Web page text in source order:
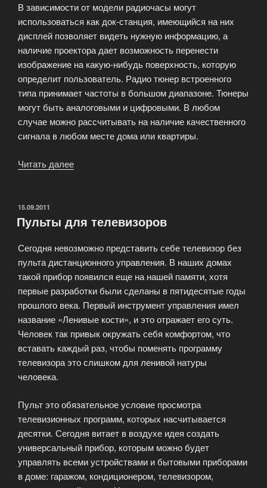
В зависимости от модели радиочасы могут
использоваться как док-станция, имеющийся на них
дисплей позволяет видеть нужную информацию, а
наличие проектора дает возможность перенести
изображение на какую-нибудь поверхность, которую
определит пользователь. Радио тюнер встроенного
типа принимает частоты в большом диапазоне. Тюнеры
могут быть аналоговыми и цифровыми. В любом
случае можно рассчитывать на наличие качественного
сигнала в любом месте дома или квартиры.
Читать далее
ОПУБЛИКОВАНО
15.09.2011
Пульты для телевизоров
Сегодня невозможно представить себе телевизор без
пульта дистанционного управления. В наших домах
такой прибор появился еще на нашей памяти, хотя
первые разработки были сделаны в пятидесятые годы
прошлого века. Первый инструмент управления имел
название «Ленивые кости», и это отражает его суть.
Человек так привык окружать себя комфортом, что
вставать каждый раз, чтобы поменять программу
телевизора это слишком для ленивой натуры
человека.
Пульт это обязательное условие просмотра
телевизионных программ, которых насчитывается
десятки. Сегодня витает в воздухе идея создать
универсальный прибор, которым можно будет
управлять всеми устройствами и бытовыми приборами
в доме: гаражом, кондиционером, телевизором,